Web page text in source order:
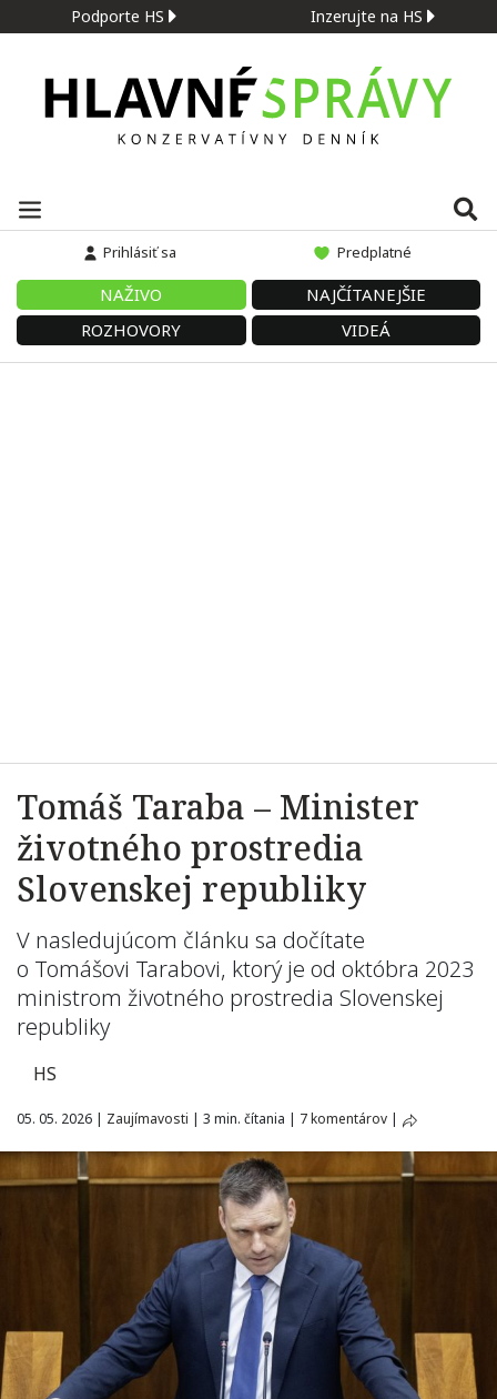
Podporte HS Inzerujte na HS
Prihlásiť sa Predplatné
NAŽIVO
NAJČÍTANEJŠIE
ROZHOVORY
VIDEÁ
Tomáš Taraba – Minister
životného prostredia
Slovenskej republiky
V nasledujúcom článku sa dočítate
o Tomášovi Tarabovi, ktorý je od októbra 2023
ministrom životného prostredia Slovenskej
republiky
HS
05. 05. 2026 | Zaujímavosti | 3 min. čítania | 7 komentárov |